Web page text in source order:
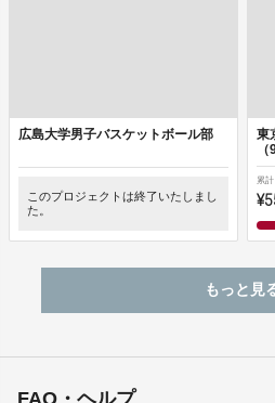
広島大学男子バスケットボール部
このプロジェクトは終了いたしまし
た。
東
累計
もっと見